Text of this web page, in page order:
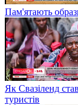
Пам'ятають
Як Свазіленд
туристів